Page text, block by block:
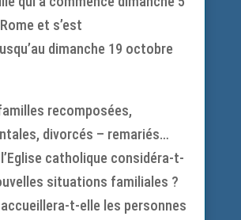
et s’est
dimanche 19 octobre
recomposées,
divorcés – remariés…
catholique considéra-t-
situations familiales ?
t-elle les personnes